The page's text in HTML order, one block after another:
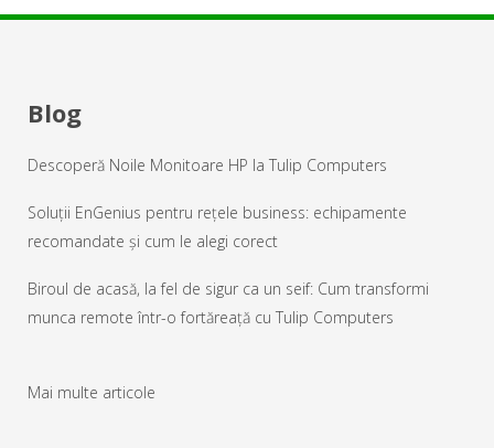
Blog
Descoperă Noile Monitoare HP la Tulip Computers
Soluții EnGenius pentru rețele business: echipamente
recomandate și cum le alegi corect
Biroul de acasă, la fel de sigur ca un seif: Cum transformi
munca remote într-o fortăreață cu Tulip Computers
Mai multe articole